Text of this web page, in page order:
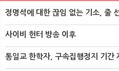
정명석에 대한 끊임 없는 기소, 줄 선
사이비 헌터 방송 이후
통일교 한학자, 구속집행정지 기간